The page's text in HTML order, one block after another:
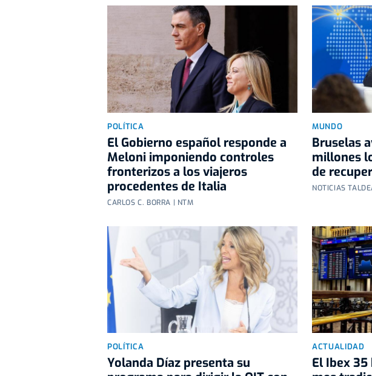
POLÍTICA
El Gobierno español responde a
Meloni imponiendo controles
fronterizos a los viajeros
procedentes de Italia
CARLOS C. BORRA | NTM
MUNDO
Bruselas
millones
de
NOTICIAS
POLÍTICA
Yolanda Díaz presenta su
ACTUALIDAD
El Ibex